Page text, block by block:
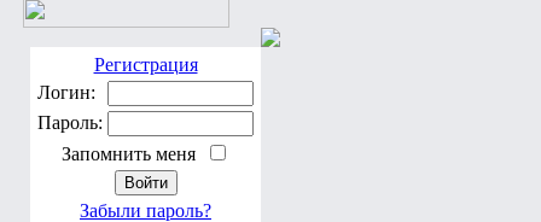
Регистрация
Логин:
Пароль:
Запомнить меня
Забыли пароль?